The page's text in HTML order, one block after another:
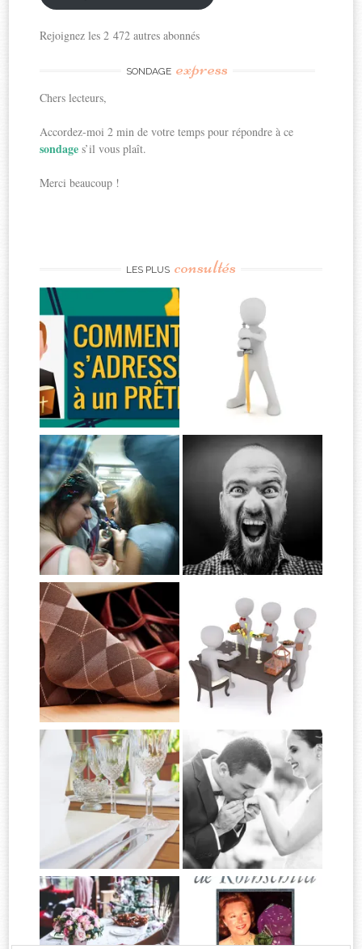
Rejoignez les 2 472 autres abonnés
SONDAGE express
Chers lecteurs,
Accordez-moi 2 min de votre temps pour répondre à ce
sondages’il vous plaît.
Merci beaucoup !
LES PLUS consultés